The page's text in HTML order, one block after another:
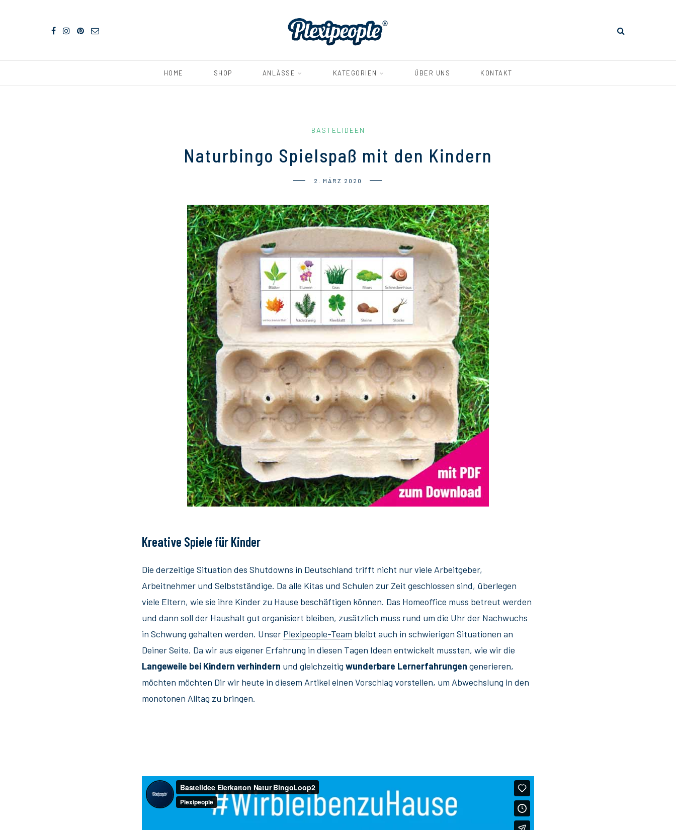
HOME SHOP ANLÄSSE KATEGORIEN ÜBER UNS KONTAKT
BASTELIDEEN
Naturbingo Spielspaß mit den Kindern
2. MÄRZ 2020
Kreative Spiele für Kinder
Die derzeitige Situation des Shutdowns in Deutschland trifft nicht nur viele Arbeitgeber,
Arbeitnehmer und Selbstständige. Da alle Kitas und Schulen zur Zeit geschlossen sind, überlegen
viele Eltern, wie sie ihre Kinder zu Hause beschäftigen können. Das Homeoffice muss betreut werden
und dann soll der Haushalt gut organisiert bleiben, zusätzlich muss rund um die Uhr der Nachwuchs
in Schwung gehalten werden. Unser Plexipeople-Team bleibt auch in schwierigen Situationen an
Deiner Seite. Da wir aus eigener Erfahrung in diesen Tagen Ideen entwickelt mussten, wie wir die
Langeweile bei Kindern verhindern und gleichzeitig wunderbare Lernerfahrungen generieren,
möchten möchten Dir wir heute in diesem Artikel einen Vorschlag vorstellen, um Abwechslung in den
monotonen Alltag zu bringen.